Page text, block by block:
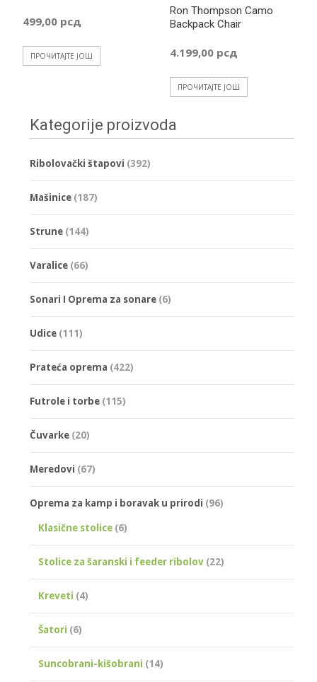
499,00 рсд
ПРОЧИТАЈТЕ ЈОШ
Ron Thompson Camo
Backpack Chair
4.199,00 рсд
ПРОЧИТАЈТЕ ЈОШ
Kategorije proizvoda
Ribolovački štapovi (392)
Mašinice (187)
Strune (144)
Varalice (66)
Sonari I Oprema za sonare (6)
Udice (111)
Prateća oprema (422)
Futrole i torbe (115)
Čuvarke (20)
Meredovi (67)
Oprema za kamp i boravak u prirodi (96)
Klasične stolice (6)
Stolice za šaranski i feeder ribolov (22)
Kreveti (4)
Šatori (6)
Suncobrani-kišobrani (14)